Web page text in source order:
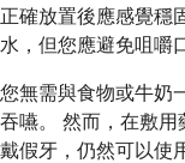
正確放置後應感覺穩
水，但您應避免咀嚼
您無需與食物或牛奶
吞嚥。 然而，在敷用
戴假牙，仍然可以使